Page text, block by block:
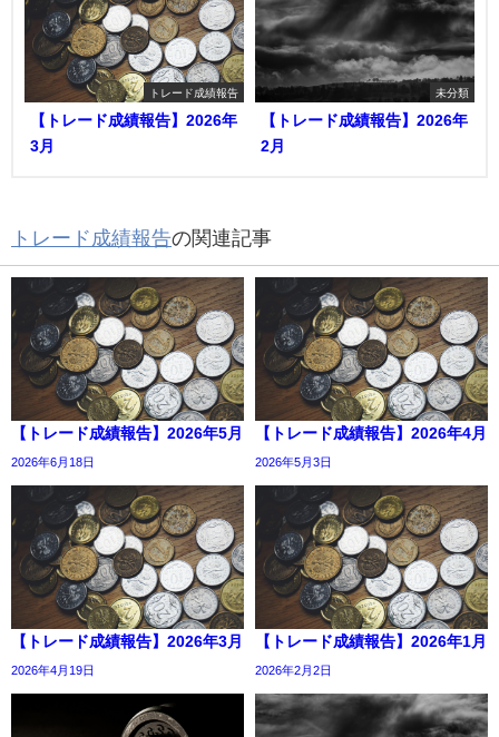
トレード成績報告
【トレード成績報告】2026年
3月
未分類
【トレード成績報告】2026年
2月
トレード成績報告の関連記事
【トレード成績報告】2026年5月
2026年6月18日
【トレード成績報告】2026年4月
2026年5月3日
【トレード成績報告】2026年3月
2026年4月19日
【トレード成績報告】2026年1月
2026年2月2日